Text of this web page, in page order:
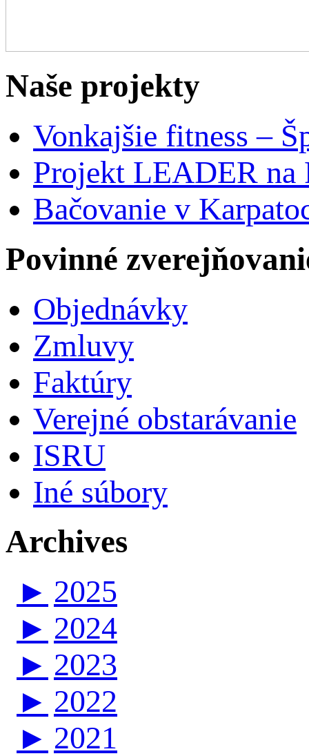
Naše projekty
Vonkajšie fitness –
Projekt LEADER na
Bačovanie v
Povinné
Objednávky
Zmluvy
Faktúry
Verejné obstarávanie
ISRU
Iné súbory
Archives
► 2025
► 2024
► 2023
► 2022
► 2021